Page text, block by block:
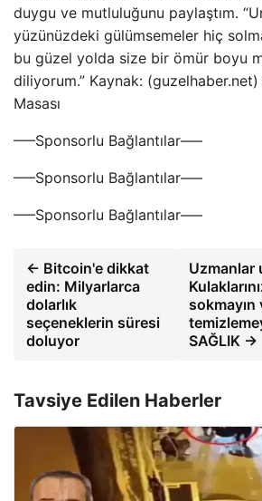
duygu ve mutluluğunu paylaştım.
yüzünüzdeki gülümsemeler hiç
bu güzel yolda size bir ömür boyu
diliyorum.” Kaynak:
Masası
—–Sponsorlu Bağlantılar—–
—–Sponsorlu Bağlantılar—–
—–Sponsorlu Bağlantılar—–
← Bitcoin'e dikkat
edin: Milyarlarca
dolarlık
seçeneklerin süresi
doluyor
Uzmanlar
sokmayın
SAĞLIK →
Tavsiye Edilen Haberler